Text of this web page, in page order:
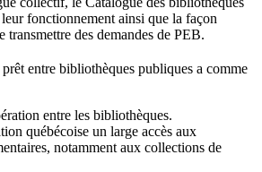
fonctionnement ainsi que la façon
transmettre des demandes de PEB.
entre bibliothèques publiques a comme
entre les bibliothèques.
québécoise un large accès aux
notamment aux collections de